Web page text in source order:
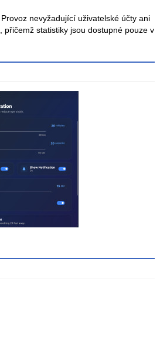
Provoz nevyžadující uživatelské účty ani
přičemž statistiky jsou dostupné pouze v